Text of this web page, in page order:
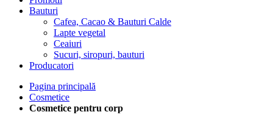
Bauturi
Cafea, Cacao & Bauturi Calde
Lapte vegetal
Ceaiuri
Sucuri, siropuri, bauturi
Producatori
Pagina principală
Cosmetice
Cosmetice pentru corp